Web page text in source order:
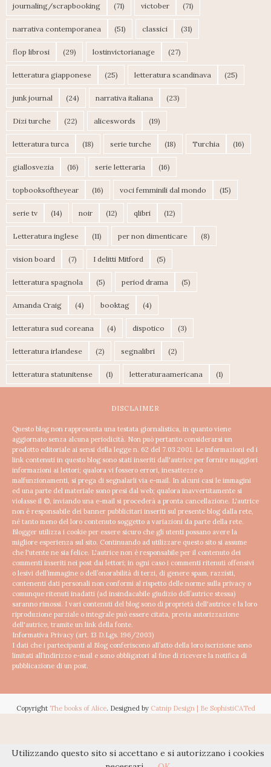
journaling/scrapbooking (71) victober (71)
narrativa contemporanea (51) classici (31)
flop librosi (29) lostinvictorianage (27)
letteratura giapponese (25) letteratura scandinava (25)
junk journal (24) narrativa italiana (23)
Dizi turche (22) aliceswords (19)
letteratura turca (18) serie turche (18) Turchia (16)
giallosvezia (16) serie letteraria (16)
topbooksoftheyear (16) voci femminili dal mondo (15)
serie tv (14) noir (12) qlibri (12)
Letteratura inglese (11) per non dimenticare (8)
vision board (7) I delitti Mitford (5)
letteratura spagnola (5) period drama (5)
Amanda Craig (4) booktag (4)
letteratura sud coreana (4) dispotico (3)
letteratura irlandese (2) segnalibri (2)
letteratura statunitense (1) letteraturaamericana (1)
DISCLAIMER
Questo blog non rappresenta una testata giornalistica, in quanto viene
aggiornato senza alcuna periodicità. Non può pertanto considerarsi un
prodotto editoriale ai sensi della legge n. 62 del 7.03.2001. Le informazioni ed i
link contenuti in questo blog sono stati inseriti dall'autrice per fornire maggiori
informazioni ai lettori; qualora vi fossero errori, inesattezze o
malfunzionamenti, si prega di segnalarli via e-mail. In alcuni casi le immagini
ed una parte del materiale sono presi dal web; qualora inavvertitamente si
violasse il ©, inviando una e-mail si procederà a pronta cancellazione. L'autrice
non è responsabile dei banner pubblicitari inseriti sul presente blog dalla rete,
né tanto meno del loro contenuto soggetto a variazioni da parte della rete.
Blogger utilizza i cookie per essere sicuro che gli utenti possano avere la
migliore esperienza sul sito. Continuando ad utilizzare questo sito si assume
che l'utente ne sia felice. L'autrice non è responsabile per il contenuto dei
commenti inseriti nei post dai lettori; in ogni caso i commenti ritenuti offensivi
o lesivi dell’immagine o dell’onorabilità di terzi, di genere spam, razzisti,
contenenti dati personali non conformi al rispetto delle norme sulla privacy o
comunque ritenuti inadatti (ad insindacabile giudizio dell’autrice stessa)
saranno rimossi. I vari contenuti del blog sono di proprietà dell'autrice e la loro
riproduzione parziale o integrale può essere citata, previa autorizzazione
dell'autrice, tramite un link della fonte.
Informativa Privacy (art. 13 D.Lgs. 196/2003)
I dati che i partecipanti al Blog conferiscono all’atto della loro iscrizione sono
limitati all’indirizzo e-mail e sono obbligatori al fine di ricevere la notifica di
pubblicazione di un post.
Copyright The books of Alice. Designed by Catnip Design | Be SophistiCATed
Utilizzando questo sito si accettano e si autorizzano i cookies